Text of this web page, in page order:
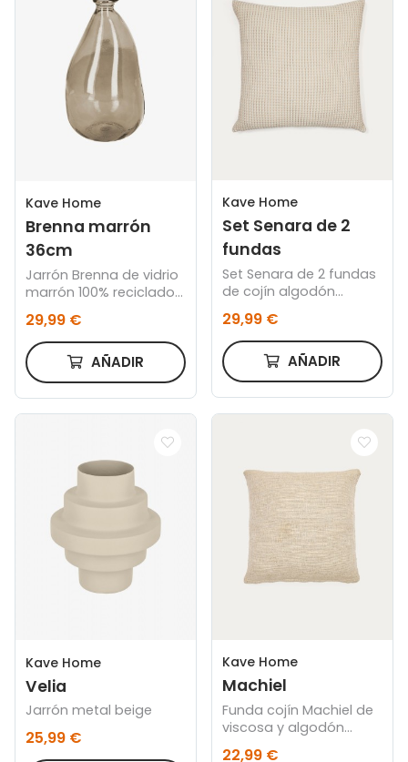
Kave Home
Brenna marrón
36cm
Jarrón Brenna de vidrio
marrón 100% reciclado
29,99 €
AÑADIR
Kave Home
Set Senara de 2
fundas
Set Senara de 2 fundas
de cojín algodón
estructura beige 50 x
50 cm
29,99 €
AÑADIR
Kave Home
Velia
Jarrón metal beige
25,99 €
Kave Home
Machiel
Funda cojín Machiel de
viscosa y algodón
22,99 €